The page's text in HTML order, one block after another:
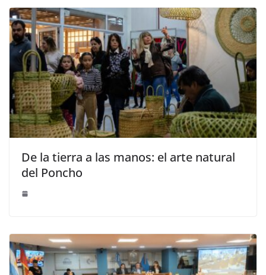
De la tierra a las manos: el arte natural
del Poncho